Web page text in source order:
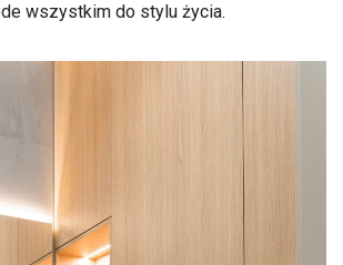
wszystkim do stylu życia.